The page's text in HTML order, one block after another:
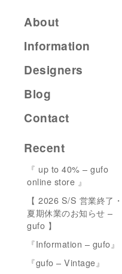
About
Information
Designers
Blog
Contact
Recent
『 up to 40% – gufo
online store 』
【 2026 S/S 営業終了・
夏期休業のお知らせ –
gufo 】
『Information – gufo』
『gufo – Vintage』